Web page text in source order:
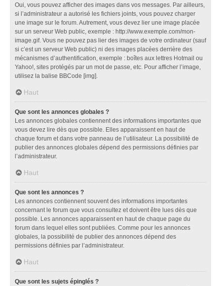
Oui, vous pouvez afficher des images dans vos messages. Par ailleurs,
si l’administrateur a autorisé les fichiers joints, vous pouvez charger
une image sur le forum. Autrement, vous devez lier une image placée
sur un serveur Web public, exemple : http://www.exemple.com/mon-
image.gif. Vous ne pouvez pas lier des images de votre ordinateur (sauf
si c’est un serveur Web public) ni des images placées derrière des
mécanismes d’authentification, exemple : boîtes aux lettres Hotmail ou
Yahoo!, sites protégés par un mot de passe, etc. Pour afficher l’image,
utilisez la balise BBCode [img].
Haut
Que sont les annonces globales ?
Les annonces globales contiennent des informations importantes que
vous devez lire dès que possible. Elles apparaissent en haut de
chaque forum et dans votre panneau de l’utilisateur. La possibilité de
publier des annonces globales dépend des permissions définies par
l’administrateur.
Haut
Que sont les annonces ?
Les annonces contiennent souvent des informations importantes
concernant le forum que vous consultez et doivent être lues dès que
possible. Les annonces apparaissent en haut de chaque page du
forum dans lequel elles sont publiées. Comme pour les annonces
globales, la possibilité de publier des annonces dépend des
permissions définies par l’administrateur.
Haut
Que sont les sujets épinglés ?